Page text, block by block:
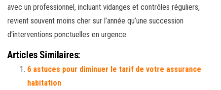
avec un professionnel, incluant vidanges et contrôles réguliers,
revient souvent moins cher sur l’année qu’une succession
d’interventions ponctuelles en urgence.
Articles Similaires:
6 astuces pour diminuer le tarif de votre assurance
habitation